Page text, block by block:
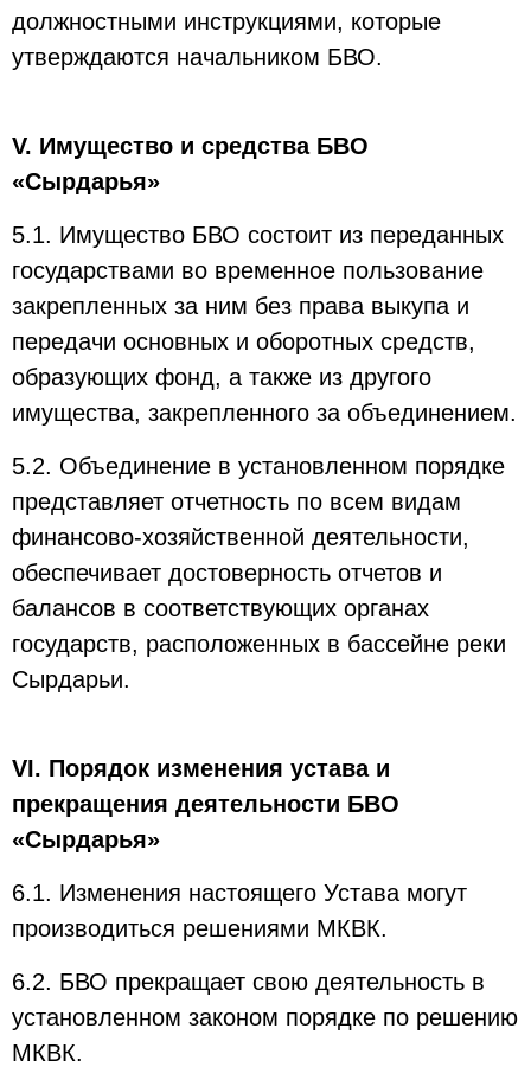
должностными инструкциями, которые
утверждаются начальником БВО.
V. Имущество и средства БВО
«Сырдарья»
5.1. Имущество БВО состоит из переданных
государствами во временное пользование
закрепленных за ним без права выкупа и
передачи основных и оборотных средств,
образующих фонд, а также из другого
имущества, закрепленного за объединением.
5.2. Объединение в установленном порядке
представляет отчетность по всем видам
финансово-хозяйственной деятельности,
обеспечивает достоверность отчетов и
балансов в соответствующих органах
государств, расположенных в бассейне реки
Сырдарьи.
VI. Порядок изменения устава и
прекращения деятельности БВО
«Сырдарья»
6.1. Изменения настоящего Устава могут
производиться решениями МКВК.
6.2. БВО прекращает свою деятельность в
установленном законом порядке по решению
МКВК.